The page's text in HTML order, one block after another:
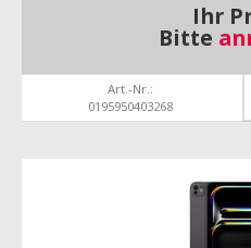
Ihr
Bitte
Art.-Nr.:
0195950403268